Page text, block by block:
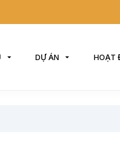
DỰ ÁN HOẠT